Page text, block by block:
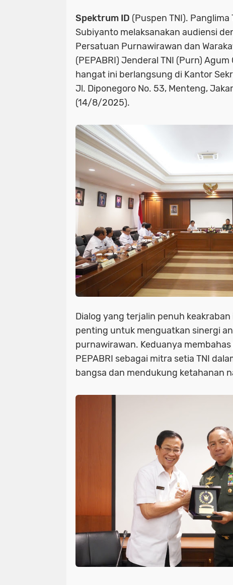
Spektrum ID (Puspen TNI).
Subiyanto melaksanakan audiensi
Persatuan Purnawirawan dan
(PEPABRI) Jenderal TNI (Purn)
hangat ini berlangsung di Kantor
Jl. Diponegoro No. 53, Menteng,
(14/8/2025).
Dialog yang terjalin penuh
penting untuk menguatkan sinergi
purnawirawan. Keduanya
PEPABRI sebagai mitra setia TNI
bangsa dan mendukung ketahanan